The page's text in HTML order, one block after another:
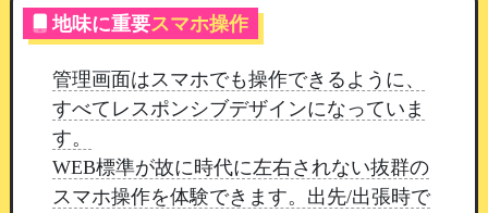
タン」と「抽選イベント」を追加しました。
ったポイントの使い道を、店舗さまごとに作って
いただけるようになります。
ポイント消費ボタン
会員がボタンを押すと、決めておいたポイントを
消費するだけの機能です。イベントへの参加受付
地味に重要スマホ操作
管理画面はスマホでも操作できるように、
すべてレスポンシブデザインになっていま
す。
WEB標準が故に時代に左右されない抜群の
スマホ操作を体験できます。出先/出張時で